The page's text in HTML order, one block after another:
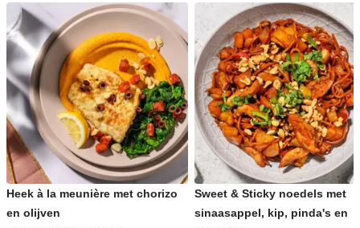
Heek à la meunière met chorizo
en olijven
Sweet & Sticky noedels met
sinaasappel, kip, pinda's en